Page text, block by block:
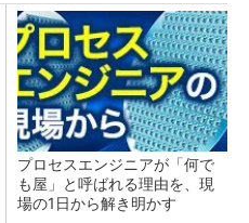
プロセスエンジニアが「何で
も屋」と呼ばれる理由を、現
場の1日から解き明かす